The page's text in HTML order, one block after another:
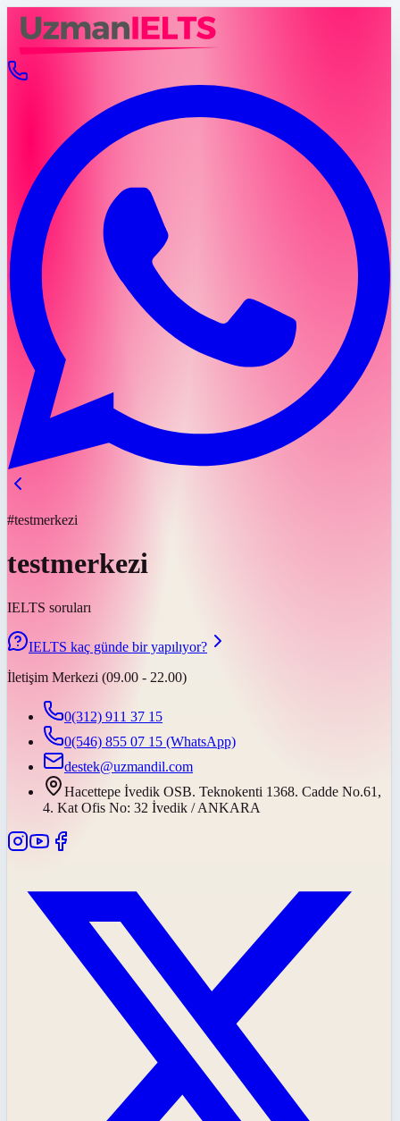
#testmerkezi
testmerkezi
IELTS soruları
IELTS kaç günde bir yapılıyor?
İletişim Merkezi (09.00 - 22.00)
0(312) 911 37 15
0(546) 855 07 15 (WhatsApp)
destek@uzmandil.com
Hacettepe İvedik OSB. Teknokenti 1368. Cadde No.61,
4. Kat Ofis No: 32 İvedik / ANKARA